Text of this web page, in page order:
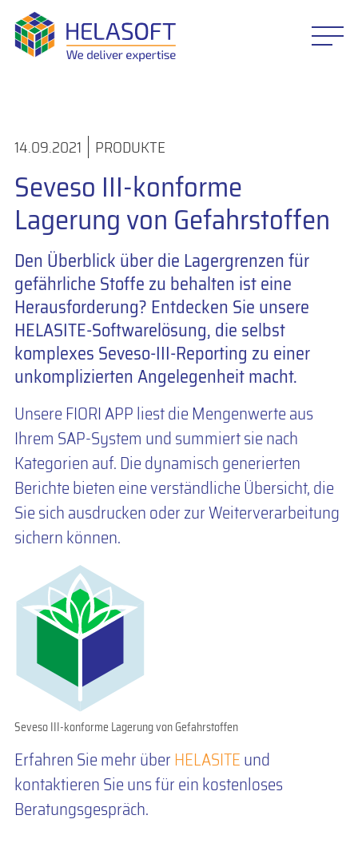
14.09.2021 PRODUKTE
Seveso III-konforme
Lagerung von Gefahrstoffen
Den Überblick über die Lagergrenzen für
gefährliche Stoffe zu behalten ist eine
Herausforderung? Entdecken Sie unsere
HELASITE-Softwarelösung, die selbst
komplexes Seveso-III-Reporting zu einer
unkomplizierten Angelegenheit macht.
Unsere FIORI APP liest die Mengenwerte aus
Ihrem SAP-System und summiert sie nach
Kategorien auf. Die dynamisch generierten
Berichte bieten eine verständliche Übersicht, die
Sie sich ausdrucken oder zur Weiterverarbeitung
sichern können.
Seveso III-konforme Lagerung von Gefahrstoffen
Erfahren Sie mehr über HELASITEund
kontaktieren Sie uns für ein kostenloses
Beratungsgespräch.